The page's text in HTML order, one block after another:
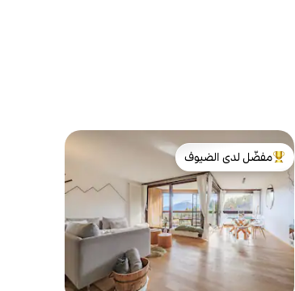
من أبرز البيوت المفضّلة لدى الضيوف
مفضّل لدى الضيوف